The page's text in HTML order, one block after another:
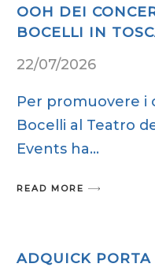
OOH DEI
BOCELLI IN
22/07/2026
Per promuovere i
Bocelli al Teatro
Events ha
READ MORE
ADQUICK